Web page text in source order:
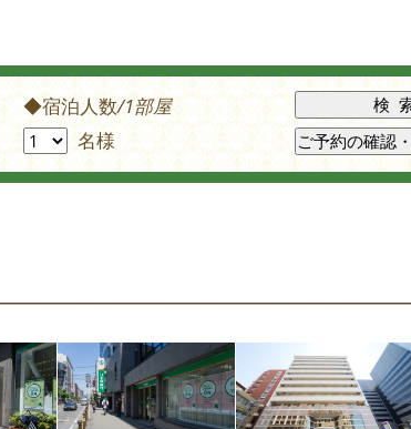
◆宿泊人数/1部屋
名様